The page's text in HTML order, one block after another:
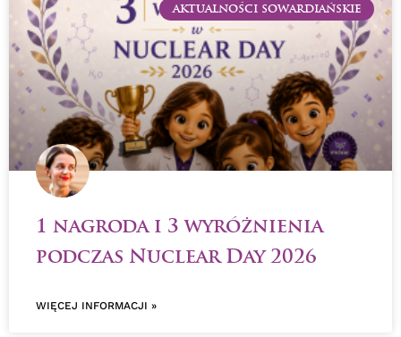
AKTUALNOŚCI SOWARDIAŃSKIE
1 nagroda i 3 wyróżnienia
podczas Nuclear Day 2026
WIĘCEJ INFORMACJI »